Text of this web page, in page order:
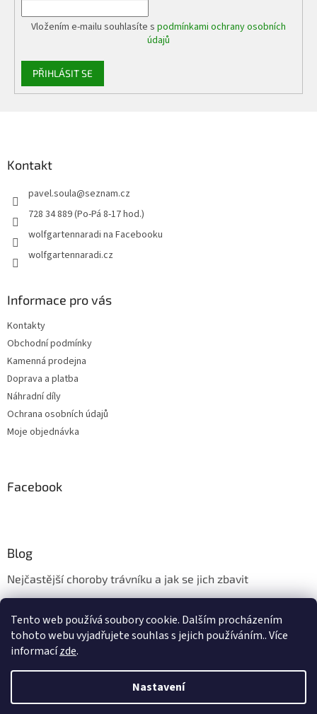
Tento web používá soubory cookie. Dalším procházením
tohoto webu vyjadřujete souhlas s jejich používáním.. Více
informacízde.
Nastavení
Vážení zákazníci, kamenná prodejna ve Zlíně - Kudlově bude ve dnech
Vložením e-mailu souhlasíte s podmínkami ochrany osobních
údajů
PŘIHLÁSIT SE
Kontakt
pavel.soula@seznam.cz
728 34 889 (Po-Pá 8-17 hod.)
wolfgartennaradi na Facebooku
wolfgartennaradi.cz
Informace pro vás
Kontakty
Obchodní podmínky
Kamenná prodejna
Doprava a platba
Náhradní díly
Ochrana osobních údajů
Moje objednávka
Facebook
Blog
Nejčastější choroby trávníku a jak se jich zbavit
Údržba trávníku v měsíci květnu
Vytvořil Shoptet